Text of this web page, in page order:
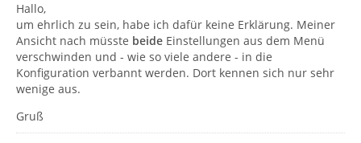
Hallo,
um ehrlich zu sein, habe ich dafür keine Erklärung. Meiner
Ansicht nach müsste beide Einstellungen aus dem Menü
verschwinden und - wie so viele andere - in die
Konfiguration verbannt werden. Dort kennen sich nur sehr
wenige aus.
Gruß